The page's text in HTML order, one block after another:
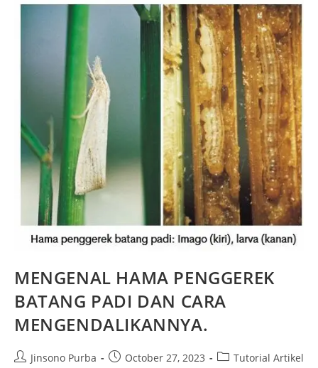
MENGENAL HAMA PENGGEREK
BATANG PADI DAN CARA
MENGENDALIKANNYA.
Jinsono Purba October 27, 2023 Tutorial Artikel